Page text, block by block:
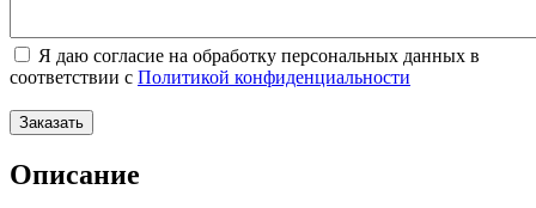
Я даю согласие на обработку персональных данных в
соответствии с Политикой конфиденциальности
Описание